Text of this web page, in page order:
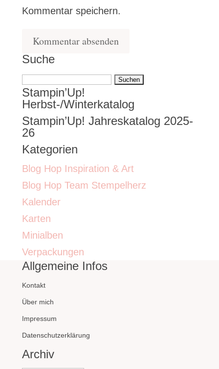
Kommentar speichern.
Suche
Suchen
nach:
Stampin’Up!
Herbst-/Winterkatalog
Stampin’Up! Jahreskatalog 2025-
26
Kategorien
Blog Hop Inspiration & Art
Blog Hop Team Stempelherz
Kalender
Karten
Minialben
Verpackungen
Allgemeine Infos
Kontakt
Über mich
Impressum
Datenschutzerklärung
Archiv